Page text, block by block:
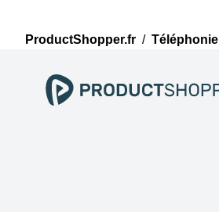
ProductShopper.fr / Téléphonie